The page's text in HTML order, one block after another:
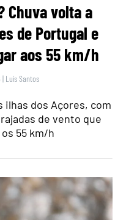
Chuva volta a
de Portugal e
aos 55 km/h
| Luís Santos
ilhas dos Açores, com
de vento que
55 km/h